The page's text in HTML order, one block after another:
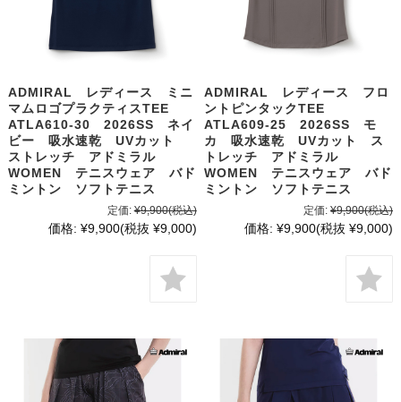
ADMIRAL レディース ミニ
マムロゴプラクティスTEE
ATLA610-30 2026SS ネイ
ビー 吸水速乾 UVカット
ストレッチ アドミラル
WOMEN テニスウェア バド
ミントン ソフトテニス
定価: ¥9,900(税込)
価格: ¥9,900(税抜 ¥9,000)
ADMIRAL レディース フロ
ントピンタックTEE
ATLA609-25 2026SS モ
カ 吸水速乾 UVカット ス
トレッチ アドミラル
WOMEN テニスウェア バド
ミントン ソフトテニス
定価: ¥9,900(税込)
価格: ¥9,900(税抜 ¥9,000)